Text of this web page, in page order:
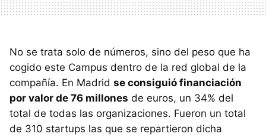
No se trata solo de números, sino del peso que ha
cogido este Campus dentro de la red global de la
compañía. En Madrid se consiguió financiación
por valor de 76 millones de euros, un 34% del
total de todas las organizaciones. Fueron un total
de 310 startups las que se repartieron dicha